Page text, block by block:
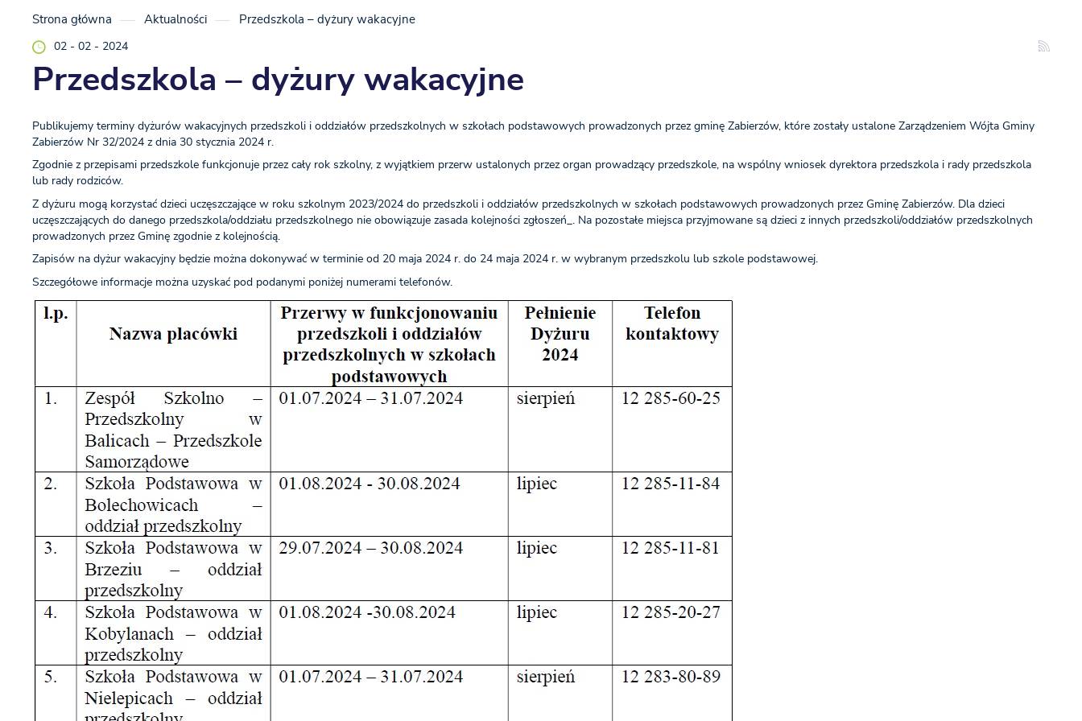
Strona główna Aktualności Przedszkola – dyżury wakacyjne
02 - 02 - 2024
Przedszkola – dyżury wakacyjne
Publikujemy terminy dyżurów wakacyjnych przedszkoli i oddziałów przedszkolnych w szkołach podstawowych prowadzonych przez gminę Zabierzów, które zostały ustalone Zarządzeniem Wójta Gminy
Zabierzów Nr 32/2024 z dnia 30 stycznia 2024 r.
Zgodnie z przepisami przedszkole funkcjonuje przez cały rok szkolny, z wyjątkiem przerw ustalonych przez organ prowadzący przedszkole, na wspólny wniosek dyrektora przedszkola i rady przedszkola
lub rady rodziców.
Z dyżuru mogą korzystać dzieci uczęszczające w roku szkolnym 2023/2024 do przedszkoli i oddziałów przedszkolnych w szkołach podstawowych prowadzonych przez Gminę Zabierzów. Dla dzieci
uczęszczających do danego przedszkola/oddziału przedszkolnego nie obowiązuje zasada kolejności zgłoszeń_. Na pozostałe miejsca przyjmowane są dzieci z innych przedszkoli/oddziałów przedszkolnych
prowadzonych przez Gminę zgodnie z kolejnością.
Zapisów na dyżur wakacyjny będzie można dokonywać w terminie od 20 maja 2024 r. do 24 maja 2024 r. w wybranym przedszkolu lub szkole podstawowej.
Szczegółowe informacje można uzyskać pod podanymi poniżej numerami telefonów.